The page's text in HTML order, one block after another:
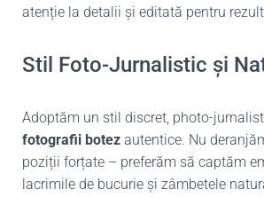
atenție la detalii și editată pentru
Stil Foto-Jurnalistic și
Adoptăm un stil discret, photo-
fotografii botez autentice. Nu
poziții forțate – preferăm să captăm
lacrimile de bucurie și zâmbetele